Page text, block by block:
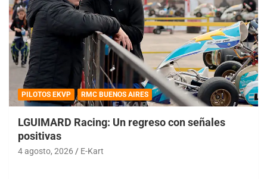
PILOTOS EKVP RMC BUENOS AIRES
LGUIMARD Racing: Un regreso con señales
positivas
4 agosto, 2026 E-Kart